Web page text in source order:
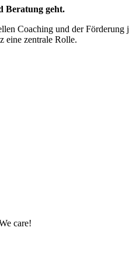
Beratung geht.
Coaching und der Förderung
eine zentrale Rolle.
care!